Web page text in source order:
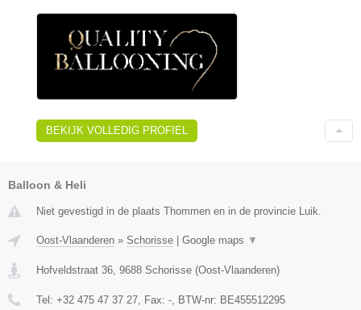
BEKIJK VOLLEDIG PROFIEL
Balloon & Heli
Niet gevestigd in de plaats Thommen en in de provincie Luik.
Oost-Vlaanderen » Schorisse Google maps ▼
Hofveldstraat 36, 9688 Schorisse (Oost-Vlaanderen)
Tel: +32 475 47 37 27, Fax: -, BTW-nr: BE455512295